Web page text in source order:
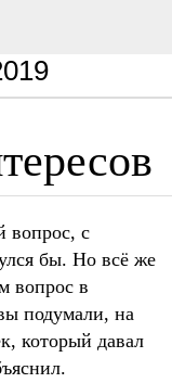
вопрос, с
бы. Но всё же
вопрос в
подумали, на
который давал